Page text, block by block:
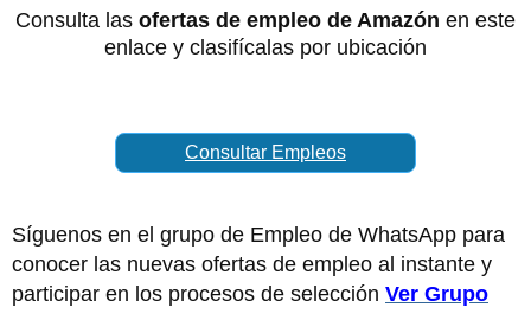
Consulta las ofertas de empleo de Amazón en este
enlace y clasifícalas por ubicación
Consultar Empleos
Síguenos en el grupo de Empleo de WhatsApp para
conocer las nuevas ofertas de empleo al instante y
participar en los procesos de selección Ver Grupo